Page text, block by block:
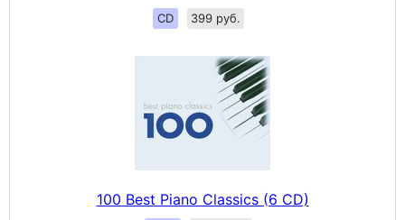
CD 399 руб.
100 Best Piano Classics (6 CD)